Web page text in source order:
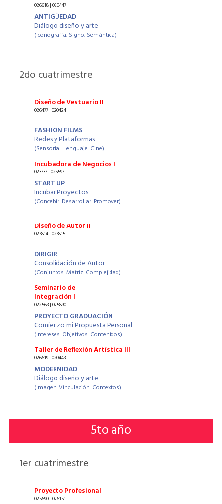
026618 | 020447
ANTIGÜEDAD
Diálogo diseño y arte
(Iconografía. Signo. Semántica)
2do cuatrimestre
Diseño de Vestuario II
026477 | 020424
FASHION FILMS
Redes y Plataformas
(Sensorial. Lenguaje. Cine)
Incubadora de Negocios I
023737 - 026597
START UP
Incubar Proyectos
(Concebir. Desarrollar. Promover)
Diseño de Autor II
027814 | 027815
DIRIGIR
Consolidación de Autor
(Conjuntos. Matriz. Complejidad)
Seminario de
Integración I
022563 | 025890
PROYECTO GRADUACIÓN
Comienzo mi Propuesta Personal
(Intereses. Objetivos. Contenidos)
Taller de Reflexión Artística III
026619 | 020443
MODERNIDAD
Diálogo diseño y arte
(Imagen. Vinculación. Contextos)
5to año
1er cuatrimestre
Proyecto Profesional
025690 - 026151